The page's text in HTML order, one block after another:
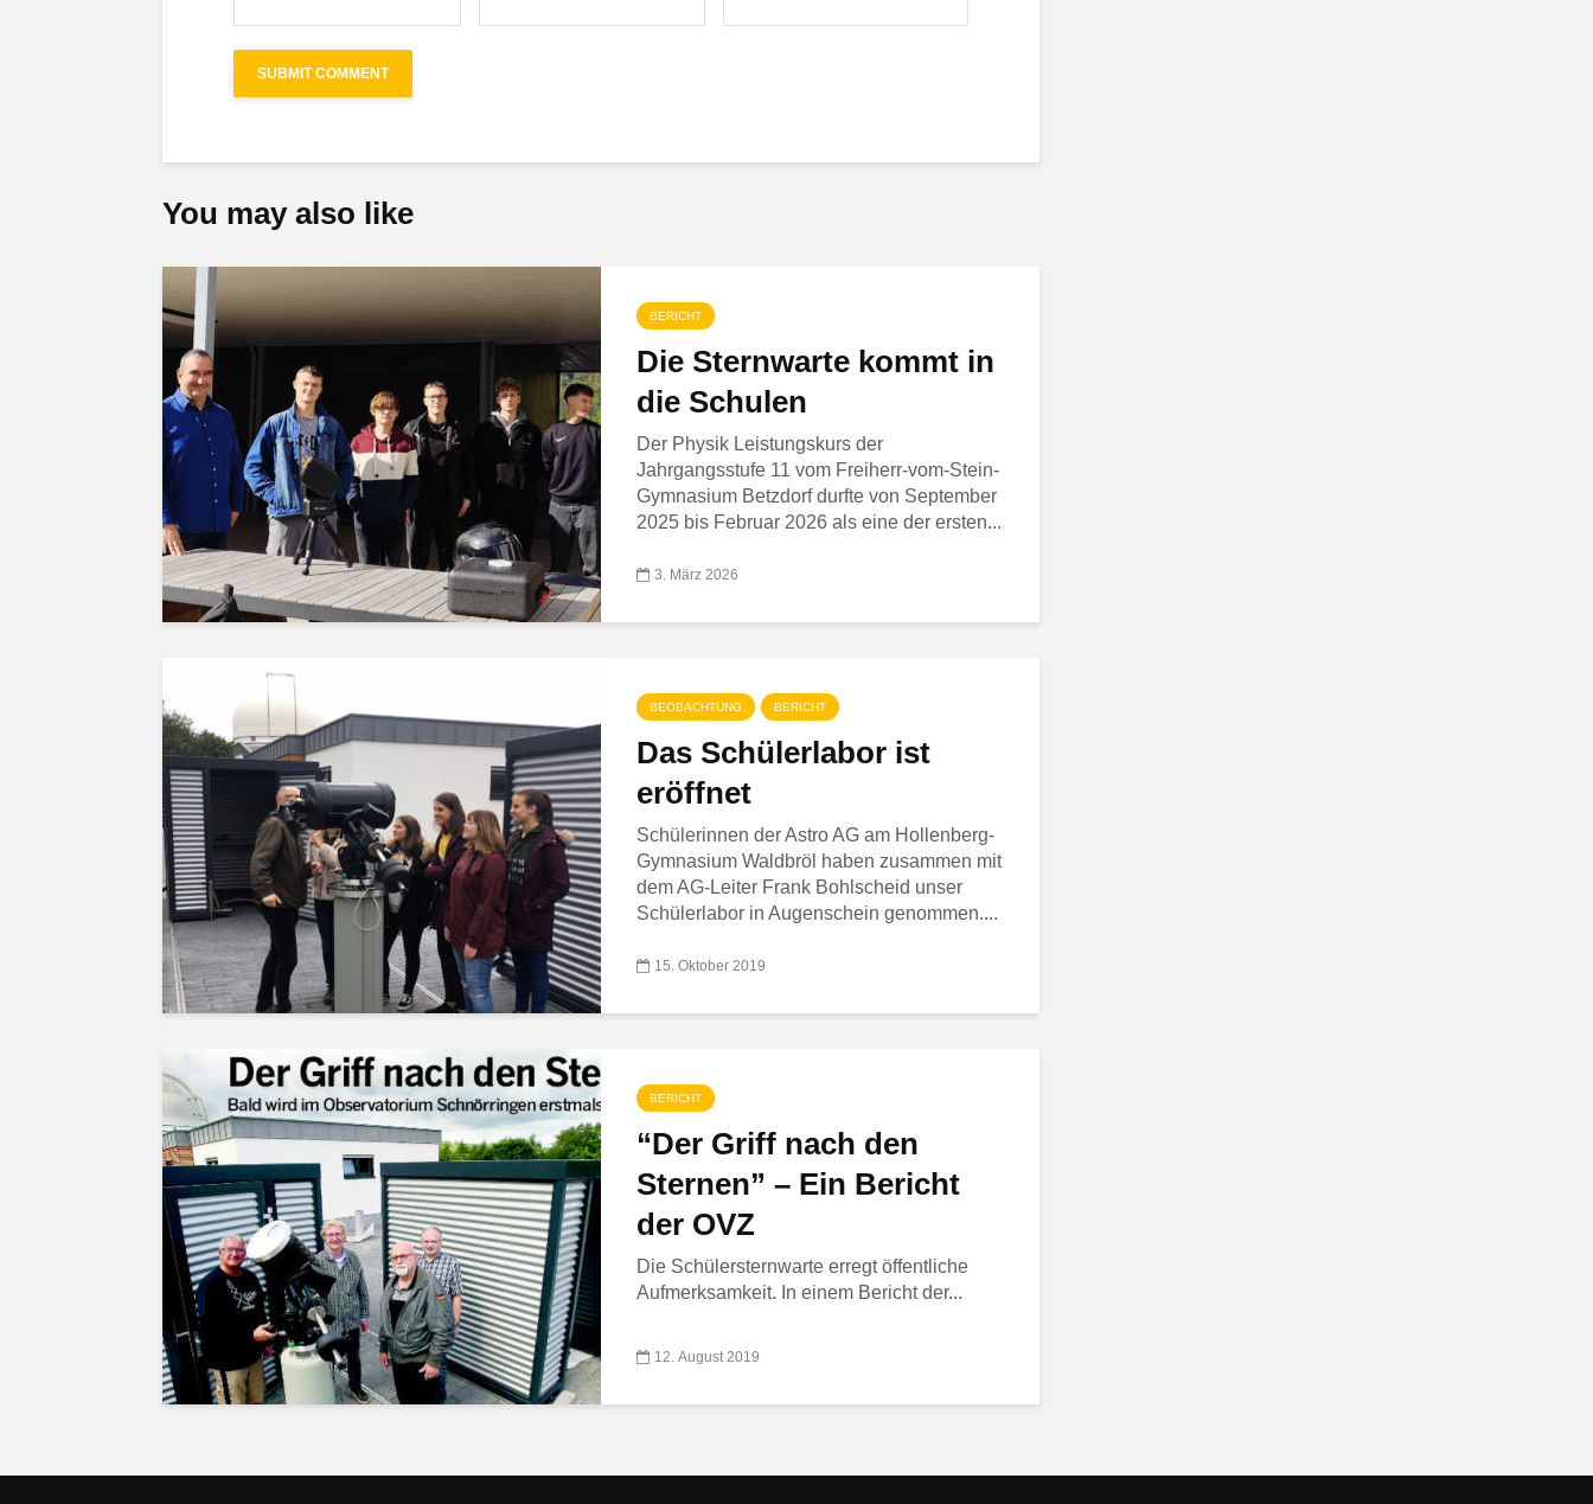
You may also like
BERICHT
Die Sternwarte kommt in
die Schulen
Der Physik Leistungskurs der
Jahrgangsstufe 11 vom Freiherr-vom-Stein-
Gymnasium Betzdorf durfte von September
2025 bis Februar 2026 als eine der ersten...
3. März 2026
BEOBACHTUNG BERICHT
Das Schülerlabor ist
eröffnet
Schülerinnen der Astro AG am Hollenberg-
Gymnasium Waldbröl haben zusammen mit
dem AG-Leiter Frank Bohlscheid unser
Schülerlabor in Augenschein genommen....
15. Oktober 2019
BERICHT
“Der Griff nach den
Sternen” – Ein Bericht
der OVZ
Die Schülersternwarte erregt öffentliche
Aufmerksamkeit. In einem Bericht der...
12. August 2019